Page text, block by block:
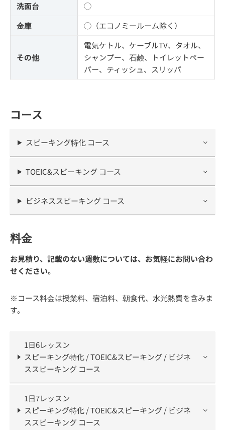
洗面台
◯
金庫
◯（エコノミールーム除く）
その他
電気ケトル、ケーブルTV、タオル、
シャンプー、石鹸、トイレットペー
パー、ティッシュ、スリッパ
コース
スピーキング特化 コース
TOEIC&スピーキング コース
ビジネススピーキング コース
料金
お見積り、記載のない週数については、お気軽にお問い合わ
せください。
※コース料金は授業料、宿泊料、朝食代、水光熱費を含みま
す。
1日6レッスン
スピーキング特化 / TOEIC&スピーキング / ビジネ
ススピーキング コース
1日7レッスン
スピーキング特化 / TOEIC&スピーキング / ビジネ
ススピーキング コース